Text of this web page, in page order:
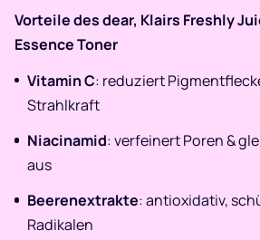
Vorteile des dear, Klairs Freshly
Essence Toner
Vitamin C: reduziert
Strahlkraft
Niacinamid: verfeinert Poren &
aus
Beerenextrakte: antioxidativ,
Radikalen